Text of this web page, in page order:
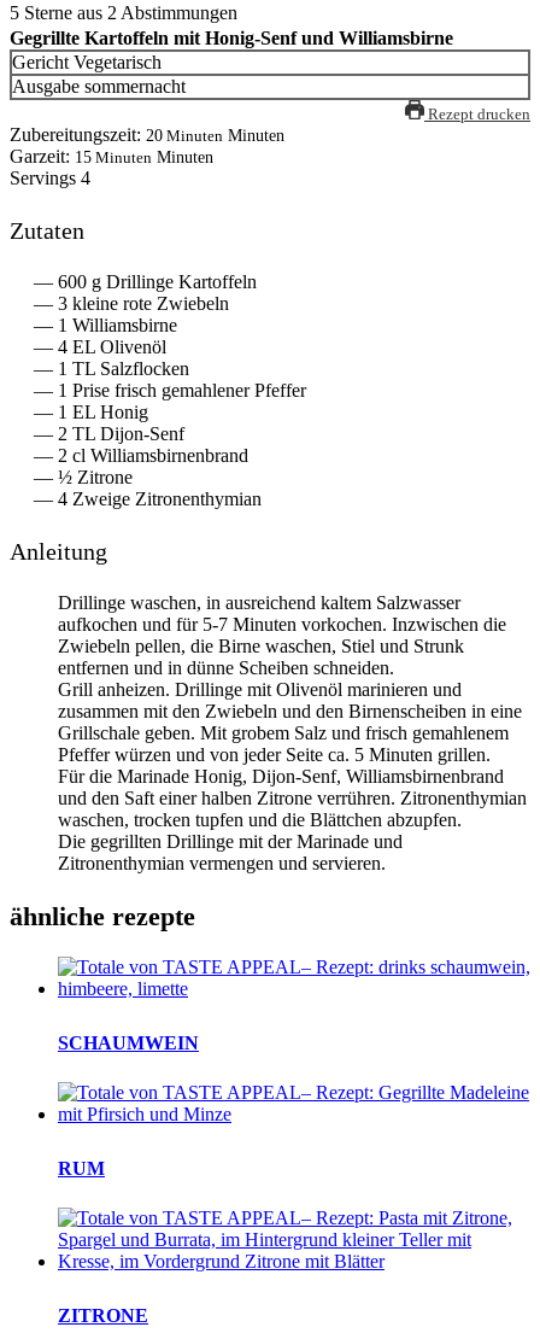
5 Sterne aus 2 Abstimmungen
Gegrillte Kartoffeln mit Honig-Senf und Williamsbirne
Gericht Vegetarisch
Ausgabe sommernacht
Rezept drucken
Zubereitungszeit: 20 Minuten Minuten
Garzeit: 15 Minuten Minuten
Servings 4
Zutaten
600 g Drillinge Kartoffeln
3 kleine rote Zwiebeln
1 Williamsbirne
4 EL Olivenöl
1 TL Salzflocken
1 Prise frisch gemahlener Pfeffer
1 EL Honig
2 TL Dijon-Senf
2 cl Williamsbirnenbrand
½ Zitrone
4 Zweige Zitronenthymian
Anleitung
Drillinge waschen, in ausreichend kaltem Salzwasser
aufkochen und für 5-7 Minuten vorkochen. Inzwischen die
Zwiebeln pellen, die Birne waschen, Stiel und Strunk
entfernen und in dünne Scheiben schneiden.
Grill anheizen. Drillinge mit Olivenöl marinieren und
zusammen mit den Zwiebeln und den Birnenscheiben in eine
Grillschale geben. Mit grobem Salz und frisch gemahlenem
Pfeffer würzen und von jeder Seite ca. 5 Minuten grillen.
Für die Marinade Honig, Dijon-Senf, Williamsbirnenbrand
und den Saft einer halben Zitrone verrühren. Zitronenthymian
waschen, trocken tupfen und die Blättchen abzupfen.
Die gegrillten Drillinge mit der Marinade und
Zitronenthymian vermengen und servieren.
ähnliche rezepte
SCHAUMWEIN
RUM
ZITRONE